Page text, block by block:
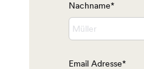
Nachname*
Email Adresse*